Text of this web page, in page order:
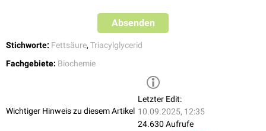
Absenden
Stichworte: Fettsäure, Triacylglycerid
Fachgebiete: Biochemie
Wichtiger Hinweis zu diesem Artikel
Letzter Edit:
10.09.2025, 12:35
24.630 Aufrufe